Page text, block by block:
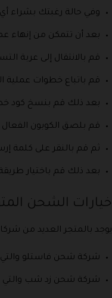
وفي حالة رغبتك بشراء
بعد أن تتمكن من إنهاء
قم بالانتقال إلى عربة
قم باتباع خطوات عملية
بعد ذلك قم بنسخ كود
قم بلصق الكوبون
ثم قم بالنقر على كلمة
بعد ذلك قم باختيار
خيارات الشحن
يوجد بالمتجر العديد من
شركة شحن فاستلو والتي تغطي
شركة شحن زد شب والتي تعطي